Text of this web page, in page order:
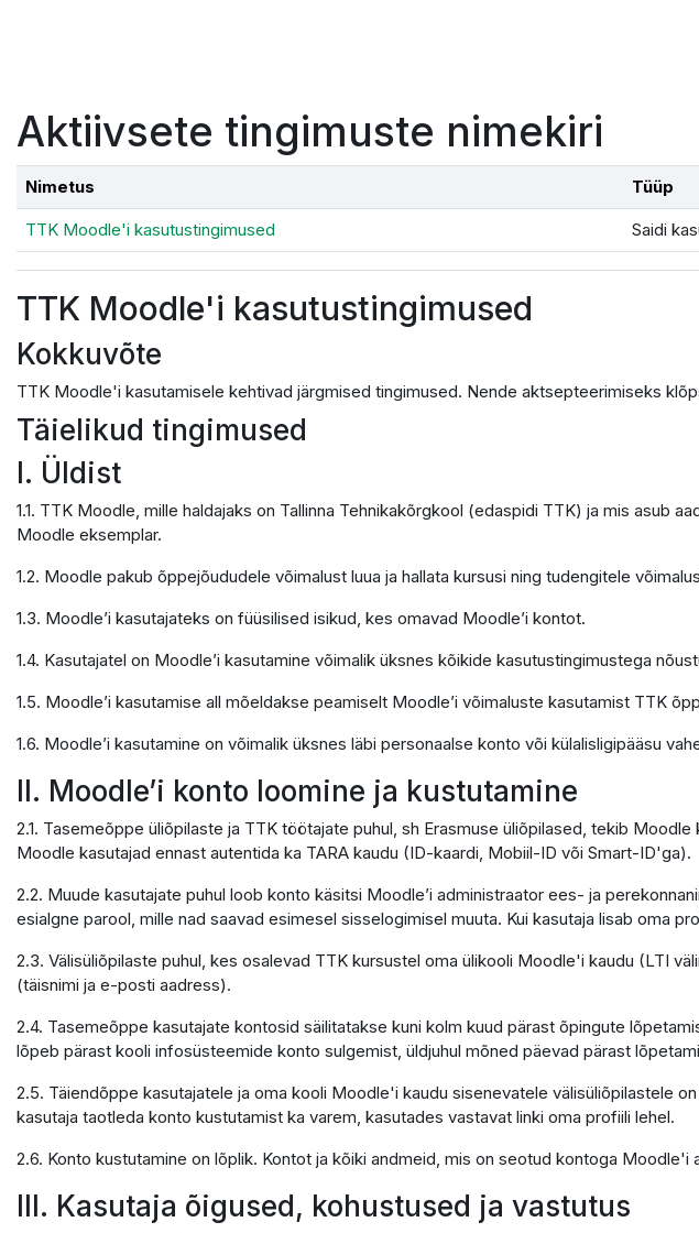
Aktiivsete tingimuste nimekiri
Nimetus Tüüp
TTK Moodle'i kasutustingimused Saidi
TTK Moodle'i kasutustingimused
Kokkuvõte
TTK Moodle'i kasutamisele kehtivad järgmised tingimused. Nende aktsepteerimiseks
Täielikud tingimused
I. Üldist
1.1. TTK Moodle, mille haldajaks on Tallinna Tehnikakõrgkool (edaspidi TTK) ja mis asub
Moodle eksemplar.
1.2. Moodle pakub õppejõududele võimalust luua ja hallata kursusi ning tudengitele
1.3. Moodle’i kasutajateks on füüsilised isikud, kes omavad Moodle’i kontot.
1.4. Kasutajatel on Moodle’i kasutamine võimalik üksnes kõikide kasutustingimustega
1.5. Moodle’i kasutamise all mõeldakse peamiselt Moodle’i võimaluste kasutamist TTK
1.6. Moodle’i kasutamine on võimalik üksnes läbi personaalse konto või külalisligipääsu
II. Moodle’i konto loomine ja kustutamine
2.1. Tasemeõppe üliõpilaste ja TTK töötajate puhul, sh Erasmuse üliõpilased, tekib
Moodle kasutajad ennast autentida ka TARA kaudu (ID-kaardi, Mobiil-ID või Smart-ID'ga).
2.2. Muude kasutajate puhul loob konto käsitsi Moodle’i administraator ees- ja
esialgne parool, mille nad saavad esimesel sisselogimisel muuta. Kui kasutaja lisab oma
2.3. Välisüliõpilaste puhul, kes osalevad TTK kursustel oma ülikooli Moodle'i kaudu (LTI
(täisnimi ja e-posti aadress).
2.4. Tasemeõppe kasutajate kontosid säilitatakse kuni kolm kuud pärast õpingute
lõpeb pärast kooli infosüsteemide konto sulgemist, üldjuhul mõned päevad pärast
2.5. Täiendõppe kasutajatele ja oma kooli Moodle'i kaudu sisenevatele välisüliõpilastele
kasutaja taotleda konto kustutamist ka varem, kasutades vastavat linki oma profiili lehel.
2.6. Konto kustutamine on lõplik. Kontot ja kõiki andmeid, mis on seotud kontoga Moodle'i
III. Kasutaja õigused, kohustused ja vastutus